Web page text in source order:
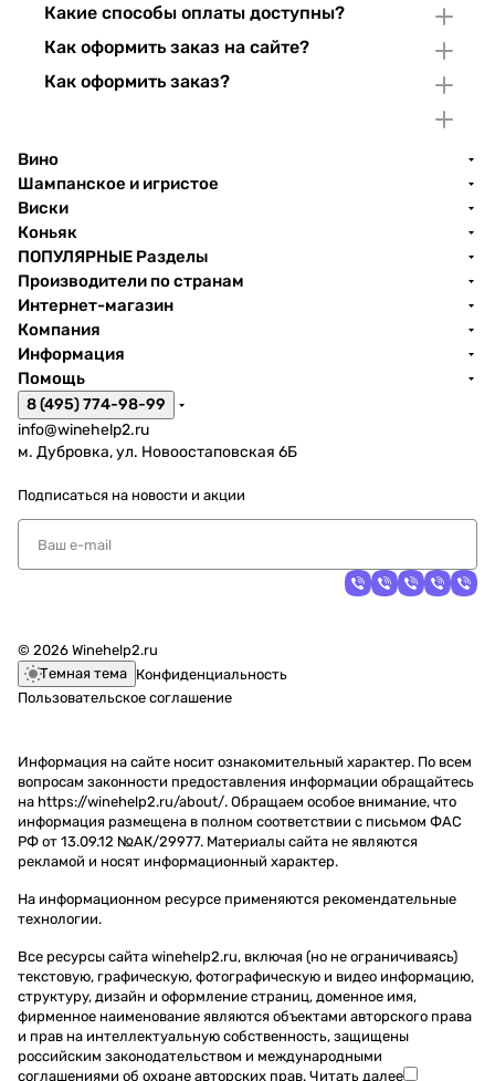
Какие способы оплаты доступны?
Как оформить заказ на сайте?
Как оформить заказ?
Вино
Шампанское и игристое
Виски
Коньяк
ПОПУЛЯРНЫЕ Разделы
Производители по странам
Интернет-магазин
Компания
Информация
Помощь
8 (495) 774-98-99
info@winehelp2.ru
м. Дубровка, ул. Новоостаповская 6Б
Подписаться на новости и акции
© 2026 Winehelp2.ru
Темная тема Конфиденциальность
Пользовательское соглашение
Информация на сайте носит ознакомительный характер. По всем
вопросам законности предоставления информации обращайтесь
на https://winehelp2.ru/about/. Обращаем особое внимание, что
информация размещена в полном соответствии с письмом ФАС
РФ от 13.09.12 №АК/29977. Материалы сайта не являются
рекламой и носят информационный характер.
На информационном ресурсе применяются рекомендательные
технологии.
Все ресурсы сайта winehelp2.ru, включая (но не ограничиваясь)
текстовую, графическую, фотографическую и видео информацию,
структуру, дизайн и оформление страниц, доменное имя,
фирменное наименование являются объектами авторского права
и прав на интеллектуальную собственность, защищены
российским законодательством и международными
соглашениями об охране авторских прав. Читать далее